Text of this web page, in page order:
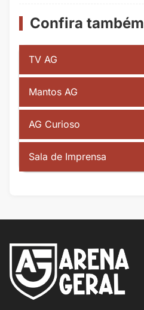
Confira também
TV AG
Mantos AG
AG Curioso
Sala de Imprensa